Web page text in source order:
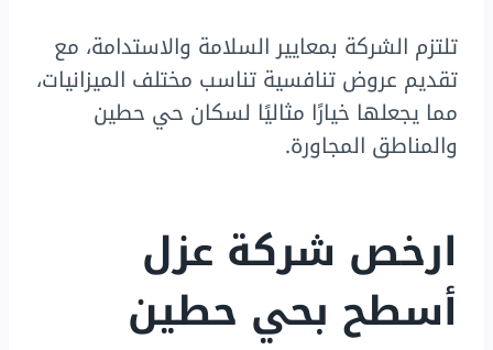
تلتزم الشركة بمعايير السلامة والاستدامة، مع
تقديم عروض تنافسية تناسب مختلف الميزانيات،
مما يجعلها خيارًا مثاليًا لسكان حي حطين
والمناطق المجاورة.
ارخص شركة عزل
أسطح بحي حطين